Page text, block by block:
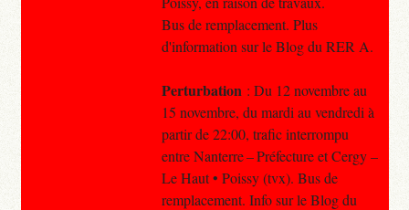
Bus de remplacement. Plus
d'information sur le Blog du RER A.
Perturbation : Du 12 novembre au
15 novembre, du mardi au vendredi à
partir de 22:00, trafic interrompu
entre Nanterre – Préfecture et Cergy –
Le Haut • Poissy (tvx). Bus de
remplacement. Info sur le Blog du